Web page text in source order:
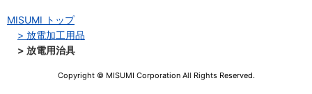
MISUMI トップ
放電加工用品
放電用治具
Copyright © MISUMI Corporation All Rights Reserved.